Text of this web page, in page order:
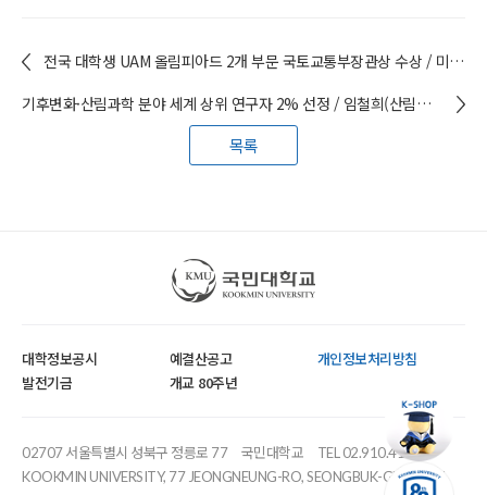
전국 대학생 UAM 올림피아드 2개 부문 국토교통부장관상 수상 / 미래모빌리티학과 학생들
기후변화·산림과학 분야 세계 상위 연구자 2% 선정 / 임철희(산림환경시스템학과) 임철희 교수
목록
국민대학교
대학정보공시 예결산공고
개인정보처리방침
발전기금
개교 80주년
02707 서울특별시 성북구 정릉로 77 국민대학교
TEL 02.910.4114
KOOKMIN UNIVERSITY, 77 JEONGNEUNG-RO, SEONGBUK-GU, SEOUL,